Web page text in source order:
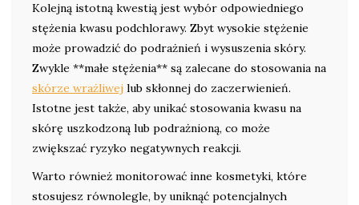
Kolejną istotną kwestią jest wybór odpowiedniego
stężenia kwasu podchlorawy. Zbyt wysokie stężenie
może prowadzić do podrażnień i wysuszenia skóry.
Zwykle **małe stężenia** są zalecane do stosowania na
skórze wrażliwej lub skłonnej do zaczerwienień.
Istotne jest także, aby unikać stosowania kwasu na
skórę uszkodzoną lub podrażnioną, co może
zwiększać ryzyko negatywnych reakcji.
Warto również monitorować inne kosmetyki, które
stosujesz równolegle, by uniknąć potencjalnych